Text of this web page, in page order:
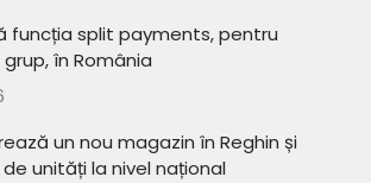
funcția split payments, pentru
în România
un nou magazin în Reghin și
unități la nivel național